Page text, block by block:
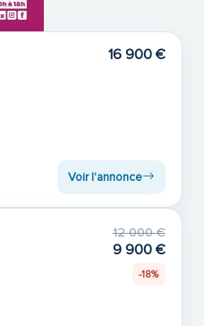
16 900 €
Voir l'annonce
12 000 €
9 900 €
-18%